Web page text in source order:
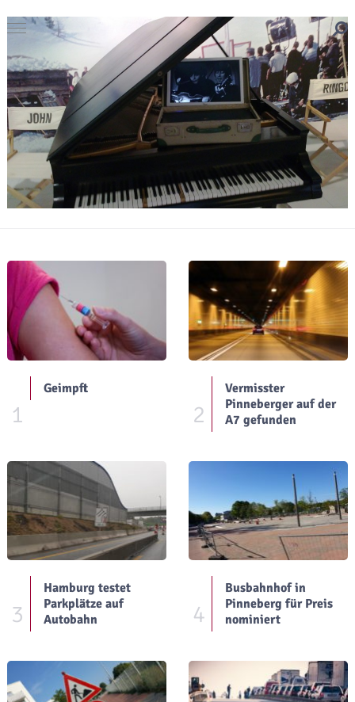
1
Geimpft
2
Vermisster
Pinneberger auf der
A7 gefunden
3
Hamburg testet
Parkplätze auf
Autobahn
4
Busbahnhof in
Pinneberg für Preis
nominiert